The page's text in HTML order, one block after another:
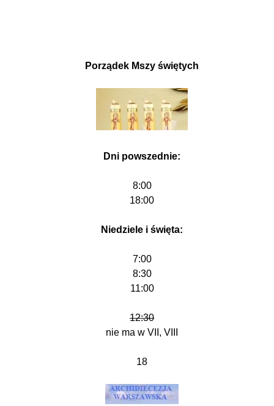
Porządek Mszy świętych
Dni powszednie:
8:00
18:00
Niedziele i święta:
7:00
8:30
11:00
12:30
nie ma w VII, VIII
18